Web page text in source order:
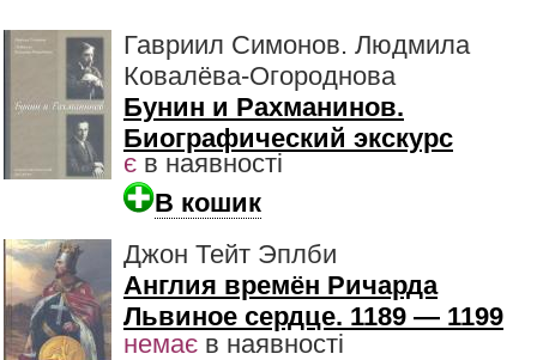
Гавриил Симонов. Людмила
Ковалёва-Огороднова
Бунин и Рахманинов.
Биографический экскурс
є в наявності
В кошик
Джон Тейт Эплби
Англия времён Ричарда
Львиное сердце. 1189 — 1199
немає в наявності